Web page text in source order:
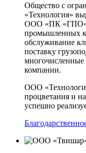
Общество с
«Технология»
ООО «ПК «ГПО»
промышленных
обслуживание
поставку
многочисленные
компании.
ООО
процветания и
успешно